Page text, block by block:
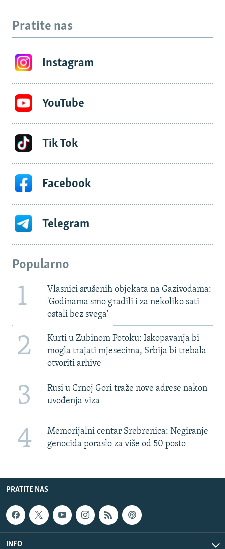
Pratite nas
Instagram
YouTube
Tik Tok
Facebook
Telegram
Popularno
1
Vlasnici srušenih objekata na Gazivodama:
'Godinama smo gradili i za nekoliko sati
ostali bez svega'
2
Kurti u Zubinom Potoku: Iskopavanja bi
mogla trajati mjesecima, Srbija bi trebala
otvoriti arhive
3
Rusi u Crnoj Gori traže nove adrese nakon
uvođenja viza
4
Memorijalni centar Srebrenica: Negiranje
genocida poraslo za više od 50 posto
PRATITE NAS
INFO